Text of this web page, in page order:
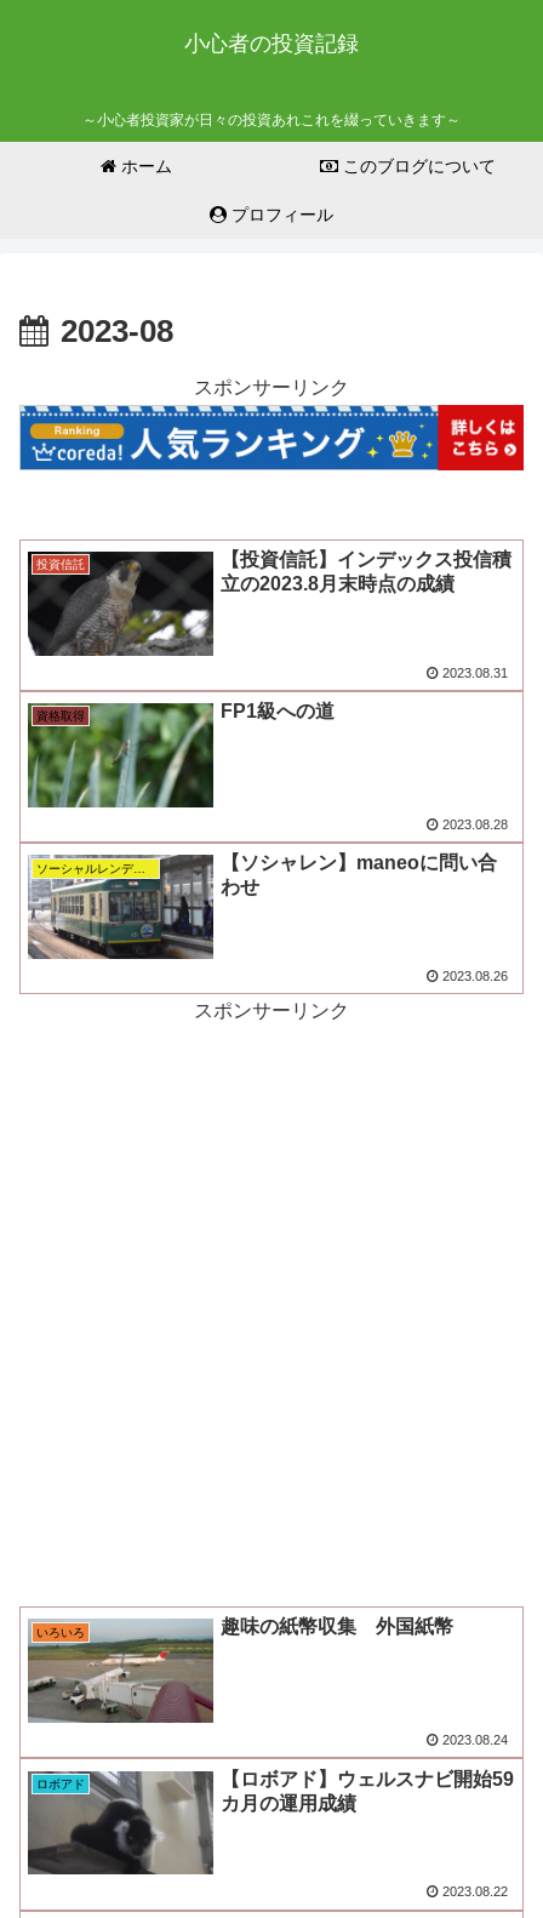
小心者の投資記録
～小心者投資家が日々の投資あれこれを綴っていきます～
ホーム このブログについて
プロフィール
2023-08
スポンサーリンク
投資信託
【投資信託】インデックス投信積
立の2023.8月末時点の成績
2023.08.31
資格取得 FP1級への道
2023.08.28
ソーシャルレンディング
【ソシャレン】maneoに問い合
わせ
2023.08.26
スポンサーリンク
いろいろ 趣味の紙幣収集 外国紙幣
2023.08.24
ロボアド
【ロボアド】ウェルスナビ開始59
カ月の運用成績
2023.08.22